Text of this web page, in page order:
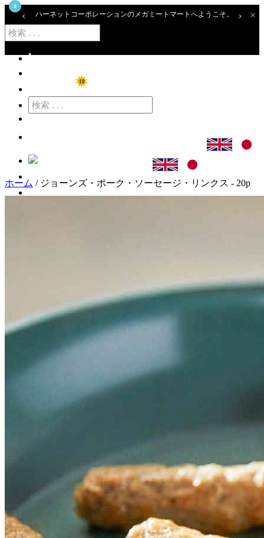
‹ ハーネットコーポレーションのメガミートマートへようこそ。 › ×
home
10
0
アカウント登録
ホーム / ジョーンズ・ポーク・ソーセージ・リンクス - 20p